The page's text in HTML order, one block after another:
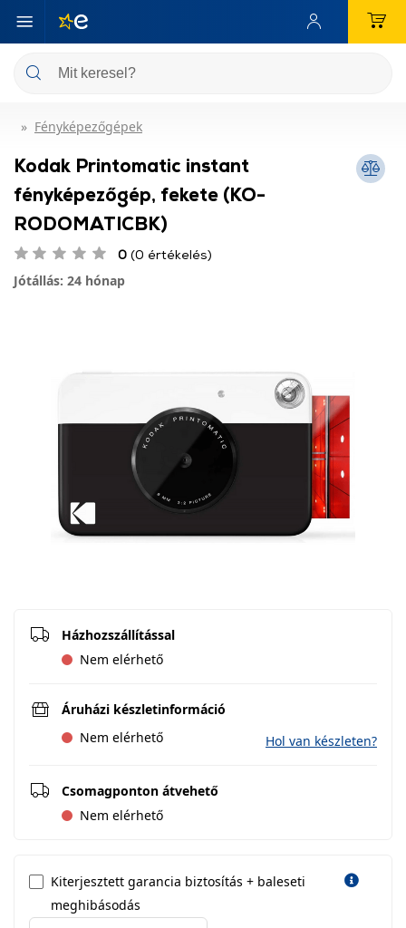
Fényképezőgépek
Kodak Printomatic instant
fényképezőgép, fekete (KO-
RODOMATICBK)
0 (0 értékelés)
Jótállás: 24 hónap
Házhozszállítással
Nem elérhető
Áruházi készletinformáció
Nem elérhető
Hol van készleten?
Csomagponton átvehető
Nem elérhető
Kiterjesztett garancia biztosítás + baleseti
meghibásodás